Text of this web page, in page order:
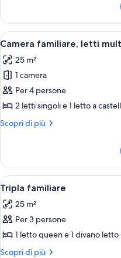
con
divano
letto
(2
adults
child)
familiare,
letto
con
divano
letto
(2
adults
child)
Apri
tutte
le
foto
per
Camera
familiare,
letti
4
Camera familiare, letti
25 m²
1 camera
Per 4 persone
2 letti singoli e 1 letto a
Scopri di più
Altri
familiare,
letti
multipli
Apri
tutte
le
foto
per
Tripla
3
Tripla familiare
25 m²
Per 3 persone
1 letto queen e 1 divano letto
Scopri di più
Altri